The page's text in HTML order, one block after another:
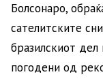
Болсонаро,
сателитските
бразилскиот дел
погодени од